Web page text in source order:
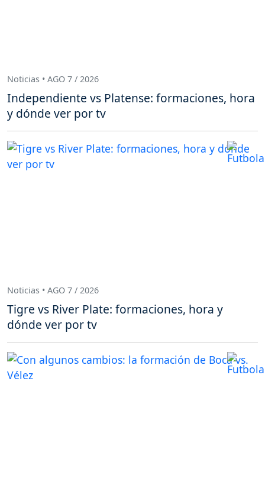
Noticias • AGO 7 / 2026
Independiente vs Platense: formaciones, hora
y dónde ver por tv
Noticias • AGO 7 / 2026
Tigre vs River Plate: formaciones, hora y
dónde ver por tv